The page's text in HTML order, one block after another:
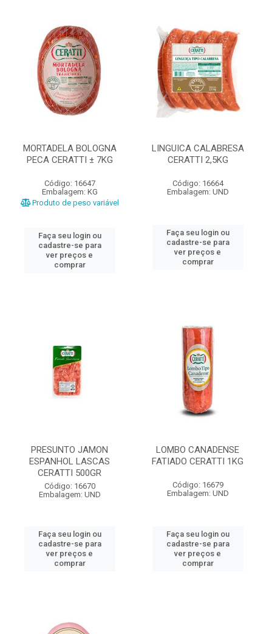
MORTADELA BOLOGNA
PECA CERATTI ± 7KG
Código: 16647
Embalagem: KG
Produto de peso variável
Faça seu login ou
cadastre-se para
ver preços e
comprar
LINGUICA CALABRESA
CERATTI 2,5KG
Código: 16664
Embalagem: UND
Faça seu login ou
cadastre-se para
ver preços e
comprar
PRESUNTO JAMON
ESPANHOL LASCAS
CERATTI 500GR
Código: 16670
Embalagem: UND
Faça seu login ou
cadastre-se para
ver preços e
comprar
LOMBO CANADENSE
FATIADO CERATTI 1KG
Código: 16679
Embalagem: UND
Faça seu login ou
cadastre-se para
ver preços e
comprar